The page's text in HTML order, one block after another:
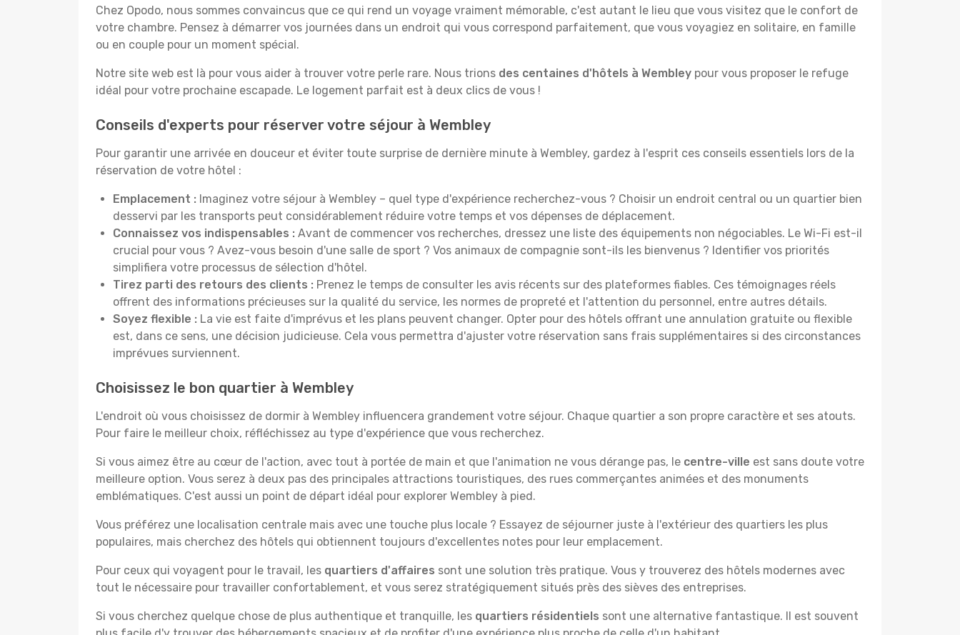
Chez Opodo, nous sommes convaincus que ce qui rend un voyage vraiment mémorable, c'est autant le lieu que vous visitez que le confort de
votre chambre. Pensez à démarrer vos journées dans un endroit qui vous correspond parfaitement, que vous voyagiez en solitaire, en famille
ou en couple pour un moment spécial.
Notre site web est là pour vous aider à trouver votre perle rare. Nous trions des centaines d'hôtels à Wembley pour vous proposer le refuge
idéal pour votre prochaine escapade. Le logement parfait est à deux clics de vous !
Conseils d'experts pour réserver votre séjour à Wembley
Pour garantir une arrivée en douceur et éviter toute surprise de dernière minute à Wembley, gardez à l'esprit ces conseils essentiels lors de la
réservation de votre hôtel :
Emplacement : Imaginez votre séjour à Wembley – quel type d'expérience recherchez-vous ? Choisir un endroit central ou un quartier bien
desservi par les transports peut considérablement réduire votre temps et vos dépenses de déplacement.
Connaissez vos indispensables : Avant de commencer vos recherches, dressez une liste des équipements non négociables. Le Wi-Fi est-il
crucial pour vous ? Avez-vous besoin d'une salle de sport ? Vos animaux de compagnie sont-ils les bienvenus ? Identifier vos priorités
simplifiera votre processus de sélection d'hôtel.
Tirez parti des retours des clients : Prenez le temps de consulter les avis récents sur des plateformes fiables. Ces témoignages réels
offrent des informations précieuses sur la qualité du service, les normes de propreté et l'attention du personnel, entre autres détails.
Soyez flexible : La vie est faite d'imprévus et les plans peuvent changer. Opter pour des hôtels offrant une annulation gratuite ou flexible
est, dans ce sens, une décision judicieuse. Cela vous permettra d'ajuster votre réservation sans frais supplémentaires si des circonstances
imprévues surviennent.
Choisissez le bon quartier à Wembley
L'endroit où vous choisissez de dormir à Wembley influencera grandement votre séjour. Chaque quartier a son propre caractère et ses atouts.
Pour faire le meilleur choix, réfléchissez au type d'expérience que vous recherchez.
Si vous aimez être au cœur de l'action, avec tout à portée de main et que l'animation ne vous dérange pas, le centre-ville est sans doute votre
meilleure option. Vous serez à deux pas des principales attractions touristiques, des rues commerçantes animées et des monuments
emblématiques. C'est aussi un point de départ idéal pour explorer Wembley à pied.
Vous préférez une localisation centrale mais avec une touche plus locale ? Essayez de séjourner juste à l'extérieur des quartiers les plus
populaires, mais cherchez des hôtels qui obtiennent toujours d'excellentes notes pour leur emplacement.
Pour ceux qui voyagent pour le travail, les quartiers d'affaires sont une solution très pratique. Vous y trouverez des hôtels modernes avec
tout le nécessaire pour travailler confortablement, et vous serez stratégiquement situés près des sièves des entreprises.
Si vous cherchez quelque chose de plus authentique et tranquille, les quartiers résidentiels sont une alternative fantastique. Il est souvent